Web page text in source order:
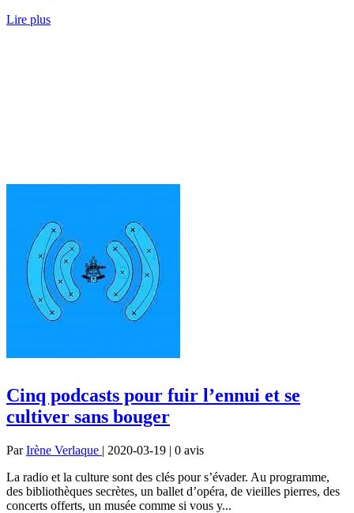
Lire plus
Cinq podcasts pour fuir l’ennui et se
cultiver sans bouger
ParIrène Verlaque | 2020-03-19 | 0 avis
La radio et la culture sont des clés pour s’évader. Au programme,
des bibliothèques secrètes, un ballet d’opéra, de vieilles pierres, des
concerts offerts, un musée comme si vous y...